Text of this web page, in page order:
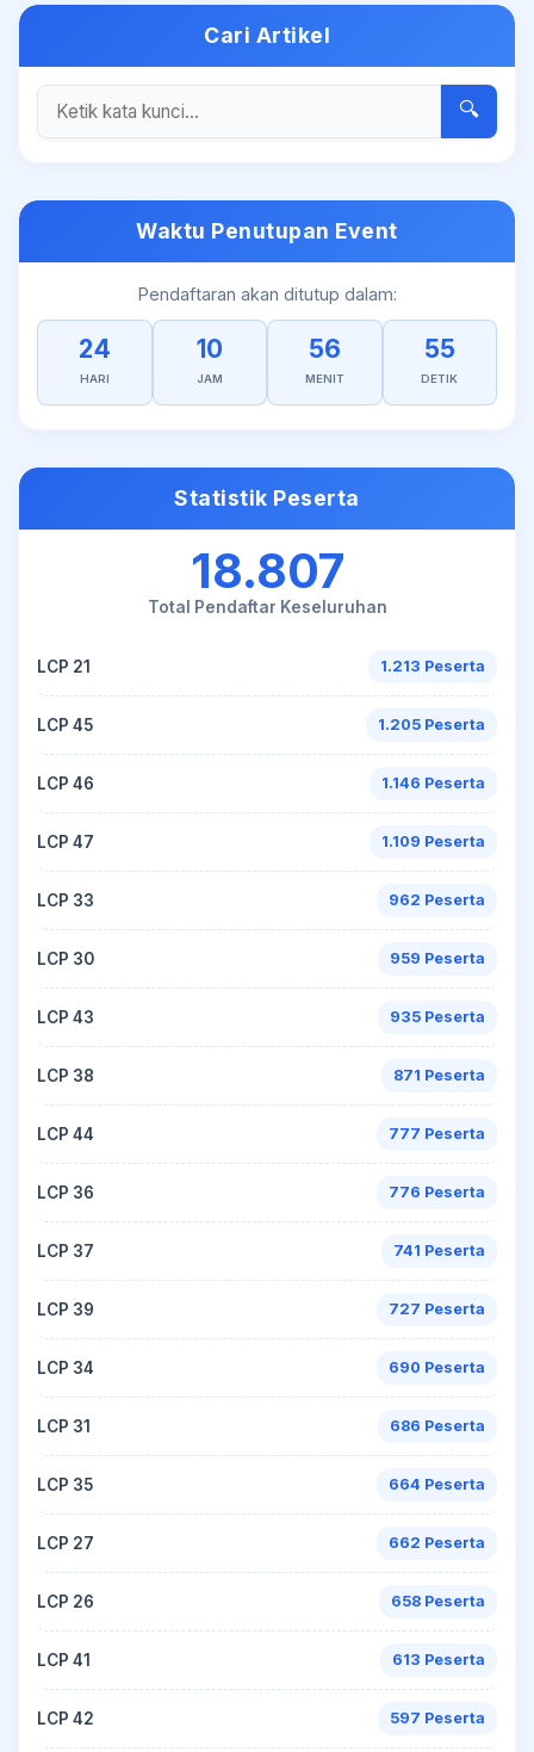
Cari Artikel
🔍
Waktu Penutupan Event
Pendaftaran akan ditutup dalam:
24
HARI
10
JAM
56
MENIT
54
DETIK
Statistik Peserta
18.807
Total Pendaftar Keseluruhan
LCP 21 1.213 Peserta
LCP 45 1.205 Peserta
LCP 46 1.146 Peserta
LCP 47 1.109 Peserta
LCP 33 962 Peserta
LCP 30 959 Peserta
LCP 43 935 Peserta
LCP 38 871 Peserta
LCP 44 777 Peserta
LCP 36 776 Peserta
LCP 37 741 Peserta
LCP 39 727 Peserta
LCP 34 690 Peserta
LCP 31 686 Peserta
LCP 35 664 Peserta
LCP 27 662 Peserta
LCP 26 658 Peserta
LCP 41 613 Peserta
LCP 42 597 Peserta